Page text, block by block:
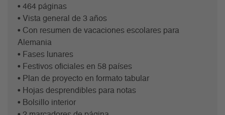
• 464 páginas
• Vista general de 3 años
• Con resumen de vacaciones escolares para
Alemania
• Fases lunares
• Festivos oficiales en 58 países
• Plan de proyecto en formato tabular
• Hojas desprendibles para notas
• Bolsillo interior